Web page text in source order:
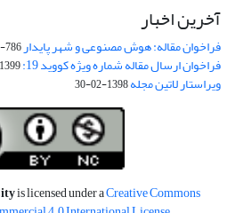
آخرین اخبار
فراخوان مقاله: هوش مصنوعی و شهر پایدار786-01-0-1279
فراخوان ارسال مقاله شماره ویژه کووید 19: 1399-04-23
ویراستار لاتین مجله1398-02-30
is licensed under aCreative Commons